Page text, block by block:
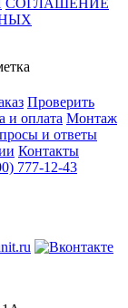
Проверить
и оплата Монтаж
и ответы
Контакты
777-12-43